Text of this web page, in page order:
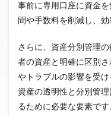
事前に専用口座に資金
間や手数料を削減し、
さらに、資産分別管理
者の資産と明確に区別
やトラブルの影響を受け
資産の透明性と分別管
るために必要な要素です